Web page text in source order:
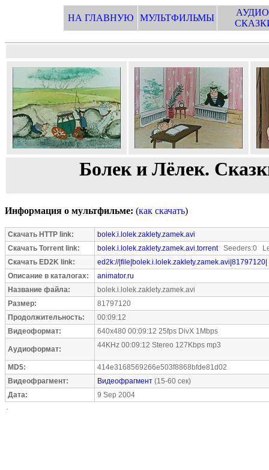
НА ГЛАВНУЮ МУЛЬТФИЛЬМЫ
Болек и Лёлек.
Информация о мультфильме: (как скачать)
Скачать HTTP link:
bolek.i.lolek.zaklety.zamek.avi
Скачать Torrent link:
bolek.i.lolek.zaklety.zamek.avi.torrentSeeders:0
Скачать ED2K link:
ed2k://|file|bolek.i.lolek.zaklety.zamek.avi|81797120|
Описание в каталогах:
animator.ru
Название файла:
bolek.i.lolek.zaklety.zamek.avi
Размер:
81797120
Продолжительность:
00:09:12
Видеоформат:
640x480 00:09:12 25fps DivX 1Mbps
Аудиоформат: 44KHz 00:09:12 Stereo 127Kbps mp3
MD5:
414e3168569266e503f8868bfde81d02
Видеофрагмент:
Видеофрагмент (15-60 сек)
Дата:
9 Sep 2004